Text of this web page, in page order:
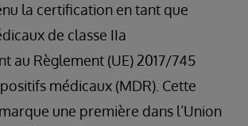
la certification en tant que
de classe IIa
au Règlement (UE) 2017/745
médicaux (MDR). Cette
une première dans l’Union